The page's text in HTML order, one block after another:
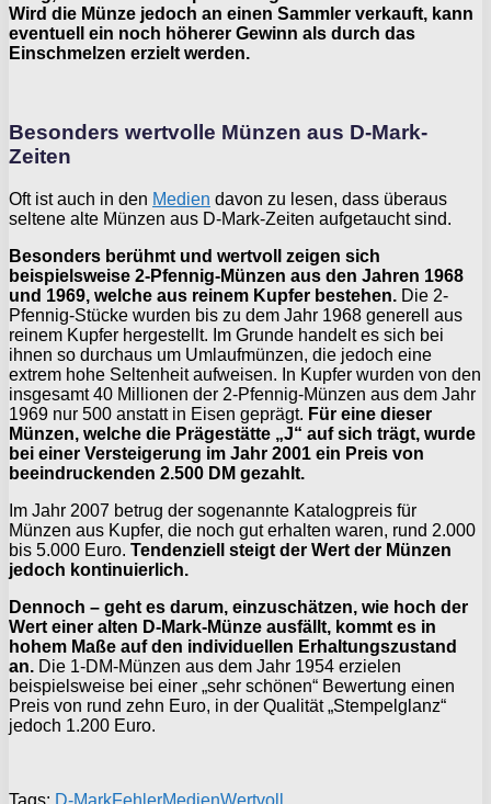
Wird die Münze jedoch an einen Sammler verkauft, kann
eventuell ein noch höherer Gewinn als durch das
Einschmelzen erzielt werden.
Besonders wertvolle Münzen aus D-Mark-
Zeiten
Oft ist auch in den Medien davon zu lesen, dass überaus
seltene alte Münzen aus D-Mark-Zeiten aufgetaucht sind.
Besonders berühmt und wertvoll zeigen sich
beispielsweise 2-Pfennig-Münzen aus den Jahren 1968
und 1969, welche aus reinem Kupfer bestehen. Die 2-
Pfennig-Stücke wurden bis zu dem Jahr 1968 generell aus
reinem Kupfer hergestellt. Im Grunde handelt es sich bei
ihnen so durchaus um Umlaufmünzen, die jedoch eine
extrem hohe Seltenheit aufweisen. In Kupfer wurden von den
insgesamt 40 Millionen der 2-Pfennig-Münzen aus dem Jahr
1969 nur 500 anstatt in Eisen geprägt. Für eine dieser
Münzen, welche die Prägestätte „J“ auf sich trägt, wurde
bei einer Versteigerung im Jahr 2001 ein Preis von
beeindruckenden 2.500 DM gezahlt.
Im Jahr 2007 betrug der sogenannte Katalogpreis für
Münzen aus Kupfer, die noch gut erhalten waren, rund 2.000
bis 5.000 Euro. Tendenziell steigt der Wert der Münzen
jedoch kontinuierlich.
Dennoch – geht es darum, einzuschätzen, wie hoch der
Wert einer alten D-Mark-Münze ausfällt, kommt es in
hohem Maße auf den individuellen Erhaltungszustand
an. Die 1-DM-Münzen aus dem Jahr 1954 erzielen
beispielsweise bei einer „sehr schönen“ Bewertung einen
Preis von rund zehn Euro, in der Qualität „Stempelglanz“
jedoch 1.200 Euro.